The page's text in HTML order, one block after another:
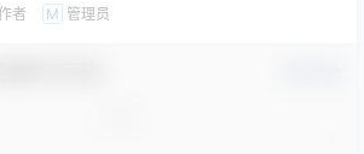
者 M 管理员